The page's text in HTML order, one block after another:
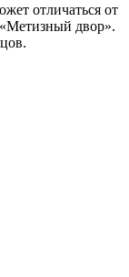
отличаться от
двор».